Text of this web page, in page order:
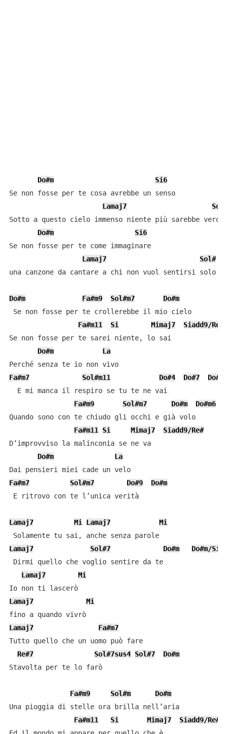
Do#m
Si6
Se non fosse per te cosa avrebbe un senso
Lamaj7
Sotto a questo cielo immenso niente più sarebbe vero
Do#m
Si6
Se non fosse per te come immaginare
Lamaj7
Sol#
una canzone da cantare a chi non vuol sentirsi solo
Do#m Fa#m9 Sol#m7
Do#m
Se non fosse per te crollerebbe il mio cielo
Fa#m11
Si Mimaj7
Siadd9/Re#
Se non fosse per te sarei niente, lo sai
Do#m
La
Perché senza te io non vivo
Fa#m7
Sol#m11 Do#4 Do#7
Do#m
  E mi manca il respiro se tu te ne vai
Fa#m9
Sol#m7 Do#m
Do#m6
Quando sono con te chiudo gli occhi e già volo
Fa#m11
Si Mimaj7
Siadd9/Re#
D’improvviso la malinconia se ne va
Do#m
La
Dai pensieri miei cade un velo
Fa#m7
Sol#m7 Do#9
Do#m
E ritrovo con te l’unica verità
Lamaj7 Mi Lamaj7
Mi
Solamente tu sai, anche senza parole
Lamaj7
Sol#7 Do#m
Do#m/Si
Dirmi quello che voglio sentire da te
Lamaj7
Mi
Io non ti lascerò
Lamaj7
Mi
fino a quando vivrò
Lamaj7
Fa#m7
Tutto quello che un uomo può fare
Re#7
Sol#7sus4 Sol#7
Do#m
Stavolta per te lo farò
Fa#m9 Sol#m
Do#m
Una pioggia di stelle ora brilla nell’aria
Fa#m11
Si Mimaj7
Siadd9/Re#